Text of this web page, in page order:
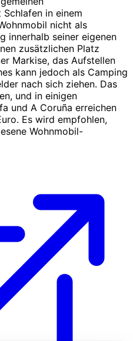
in einem
nicht als
innerhalb seiner eigenen
zusätzlichen Platz
Markise, das Aufstellen
kann jedoch als Camping
nach sich ziehen. Das
und in einigen
und A Coruña erreichen
Es wird empfohlen,
Wohnmobil-